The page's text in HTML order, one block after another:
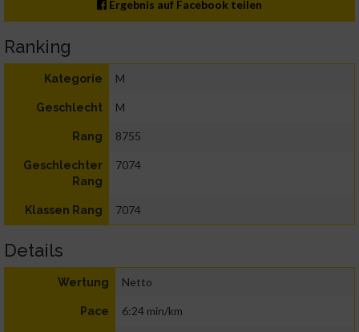
Ergebnis auf Facebook teilen
Ranking
Kategorie M
Geschlecht M
Rang 8755
Geschlechter
Rang
7074
Klassen Rang 7074
Details
Wertung Netto
Pace 6:24 min/km